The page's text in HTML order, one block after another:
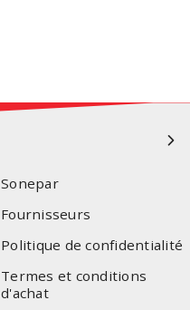
Sonepar
Fournisseurs
Politique de confidentialité
Termes et conditions
d'achat